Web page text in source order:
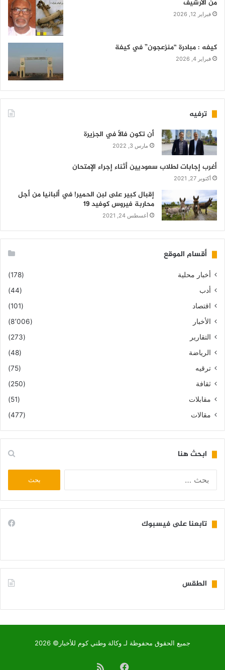
من الأرشيف
فبراير 12, 2026
كيفه : مبادرة “منزعجون” في كيفة
فبراير 4, 2026
ترفيه
أن تكون فالاً في الجزيرة
مارس 3, 2022
أغرب إجابات لطلاب سعوديين أثناء إجراء الإمتحان
أكتوبر 27, 2021
إقبال كبير على لبن الحمير! في ألبانيا من أجل
محاربة فيروس كوفيد 19
أغسطس 24, 2021
أقسام الموقع
أخبار محلية
(178)
أدب
(44)
اقتصاد
(101)
الأخبار
(8٬006)
التقارير
(273)
الرياضة
(48)
ترقيه
(75)
ثقافة
(250)
مقابلات
(51)
مقالات
(477)
ابحث هنا
تابعنا على فيسبوك
الطقس
جميع الحقوق محفوظة لـ وكالة وطني كوم للأخبار© 2026
فيسبوكملخص